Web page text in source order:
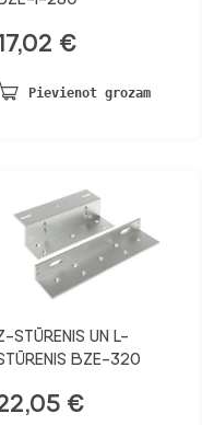
€
Pievienot grozam
STŪRENIS UN L-
BZE-320
€